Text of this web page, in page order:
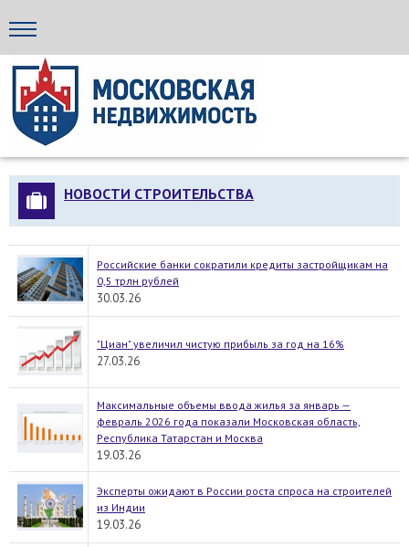
Стройка24
НОВОСТИ СТРОИТЕЛЬСТВА
Российские банки сократили кредиты застройщикам на
0,5 трлн рублей
30.03.26
"Циан" увеличил чистую прибыль за год на 16%
27.03.26
Максимальные объемы ввода жилья за январь —
февраль 2026 года показали Московская область,
Республика Татарстан и Москва
19.03.26
Эксперты ожидают в России роста спроса на строителей
из Индии
19.03.26